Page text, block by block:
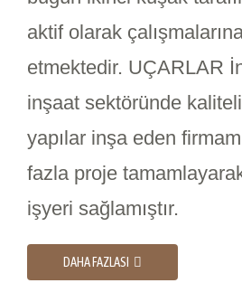
aktif olarak
etmektedir. UÇARLAR
inşaat sektöründe
yapılar inşa eden
fazla proje
işyeri sağlamıştır.
DAHA FAZLASI